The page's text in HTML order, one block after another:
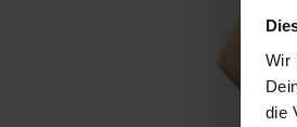
Wir
die